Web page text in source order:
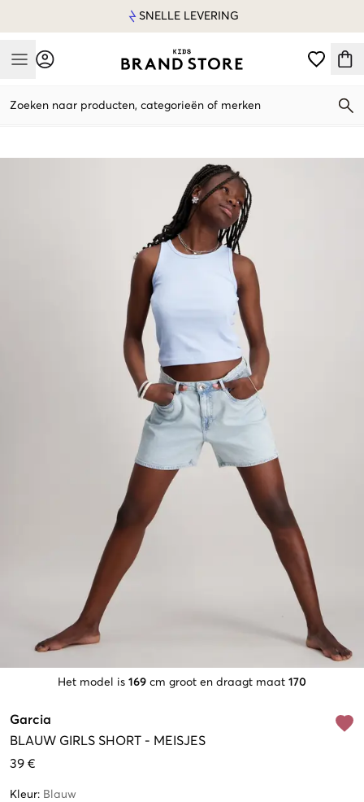
SNELLE LEVERING
Mobile Menu
Zoeken naar producten, categorieën of merken
Het model is 169 cm groot en draagt maat 170
Garcia
BLAUW GIRLS SHORT - MEISJES
39 €
Kleur: Blauw